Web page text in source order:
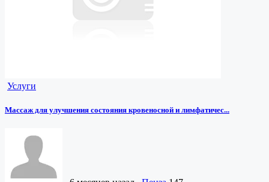
Услуги
Массаж для улучшения состояния кровеносной и лимфатичес...